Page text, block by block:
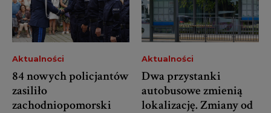
Aktualności
84 nowych policjantów
zasiliło
zachodniopomorski
Aktualności
Dwa przystanki
autobusowe zmienią
lokalizację. Zmiany od